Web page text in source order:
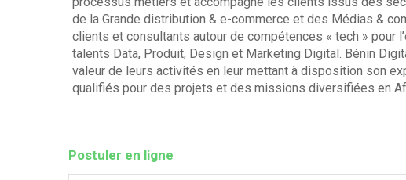
de la Grande distribution & e-commerce et des Médias &
clients et consultants autour de compétences « tech » pour
talents Data, Produit, Design et Marketing Digital. Bénin
valeur de leurs activités en leur mettant à disposition son
qualifiés pour des projets et des missions diversifiées en
Postuler en ligne